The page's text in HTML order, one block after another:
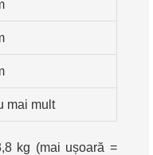
mai mult
kg (mai ușoară =